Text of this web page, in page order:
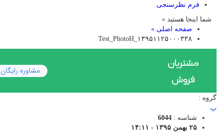
فرم نظرسنجی
شما اینجا هستید »
صفحه اصلی »
۱۳۹۵۱۱۲۵۰۰۰۳۳۸_Test_PhotoH
گروه :
پ
شناسه : 6044
۲۵ بهمن ۱۳۹۵ - ۱۴:۱۱